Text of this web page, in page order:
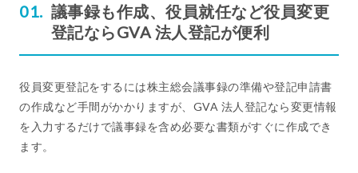
議事録も作成、役員就任など役員変更
登記ならGVA 法人登記が便利
役員変更登記をするには株主総会議事録の準備や登記申請書
の作成など手間がかかりますが、GVA 法人登記なら変更情報
を入力するだけで議事録を含め必要な書類がすぐに作成でき
ます。